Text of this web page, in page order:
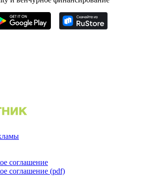
соглашение
соглашение (pdf)